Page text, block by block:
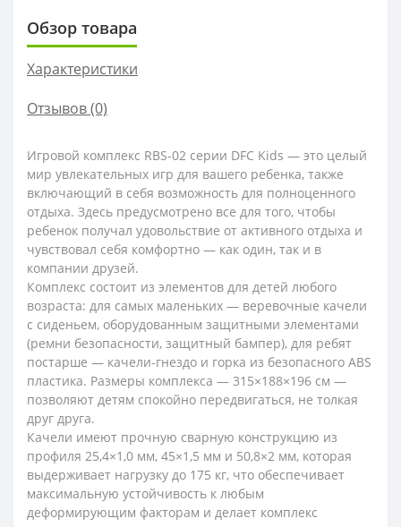
Обзор товара
Характеристики
Отзывов (0)
Игровой комплекс RBS-02 серии DFC Kids — это целый
мир увлекательных игр для вашего ребенка, также
включающий в себя возможность для полноценного
отдыха. Здесь предусмотрено все для того, чтобы
ребенок получал удовольствие от активного отдыха и
чувствовал себя комфортно — как один, так и в
компании друзей.
Комплекс состоит из элементов для детей любого
возраста: для самых маленьких — веревочные качели
с сиденьем, оборудованным защитными элементами
(ремни безопасности, защитный бампер), для ребят
постарше — качели-гнездо и горка из безопасного ABS
пластика. Размеры комплекса — 315×188×196 см —
позволяют детям спокойно передвигаться, не толкая
друг друга.
Качели имеют прочную сварную конструкцию из
профиля 25,4×1,0 мм, 45×1,5 мм и 50,8×2 мм, которая
выдерживает нагрузку до 175 кг, что обеспечивает
максимальную устойчивость к любым
деформирующим факторам и делает комплекс